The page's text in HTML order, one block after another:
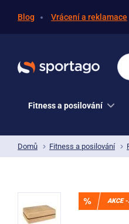
Blog Vrácení a reklamace
Fitness a posilování
Domů Fitness a posilování
AKCE -